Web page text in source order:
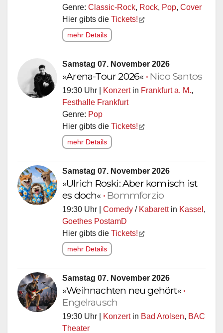
Genre: Classic-Rock, Rock, Pop, Cover
Hier gibts die Tickets!
mehr Details
Samstag 07. November 2026
»Arena-Tour 2026« • Nico Santos
19:30 Uhr | Konzertin Frankfurt a. M.,
Festhalle Frankfurt
Genre: Pop
Hier gibts die Tickets!
mehr Details
Samstag 07. November 2026
»Ulrich Roski: Aber komisch ist
es doch« • Bommforzio
19:30 Uhr | Comedy / Kabarettin Kassel ,
Goethes PostamD
Hier gibts die Tickets!
mehr Details
Samstag 07. November 2026
»Weihnachten neu gehört«•
Engelrausch
19:30 Uhr | Konzertin Bad Arolsen, BAC
Theater